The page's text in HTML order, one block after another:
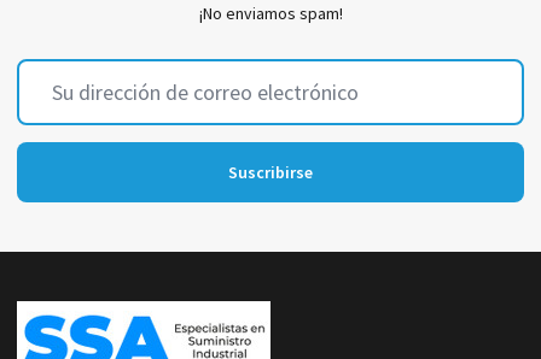
¡No enviamos spam!
Dirección
correo
Suscribirse
Footer